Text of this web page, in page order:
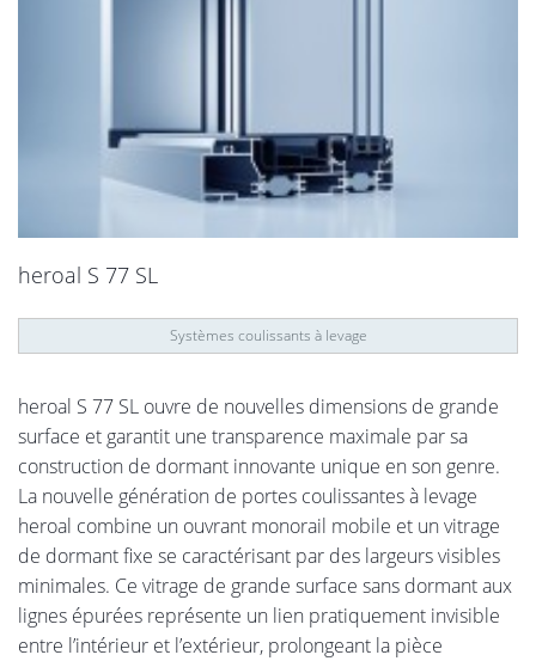
heroal S 77 SL
Systèmes coulissants à levage
heroal S 77 SL ouvre de nouvelles dimensions de grande
surface et garantit une transparence maximale par sa
construction de dormant innovante unique en son genre.
La nouvelle génération de portes coulissantes à levage
heroal combine un ouvrant monorail mobile et un vitrage
de dormant fixe se caractérisant par des largeurs visibles
minimales. Ce vitrage de grande surface sans dormant aux
lignes épurées représente un lien pratiquement invisible
entre l’intérieur et l’extérieur, prolongeant la pièce